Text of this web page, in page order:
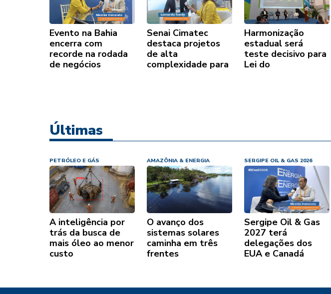
Evento na Bahia
encerra com
recorde na rodada
de negócios
Senai Cimatec
destaca projetos
de alta
complexidade para
Harmonização
estadual será
teste decisivo para
Lei do
Últimas
PETRÓLEO E GÁS
A inteligência por
trás da busca de
mais óleo ao menor
custo
AMAZÔNIA & ENERGIA
O avanço dos
sistemas solares
caminha em três
frentes
SERGIPE OIL & GAS 2026
Sergipe Oil & Gas
2027 terá
delegações dos
EUA e Canadá